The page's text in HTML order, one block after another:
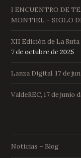
I ENCUENTRO DE
MONTIEL – SIGLO
XII Edición de La
7 de octubre de 2025
Lanza Digital, 17 de
ValdeREC, 17 de junio
Noticias – Blog